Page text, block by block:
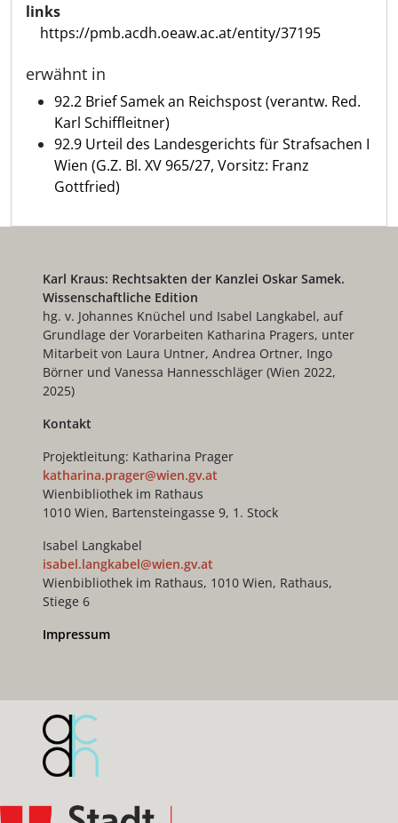
links
https://pmb.acdh.oeaw.ac.at/entity/37195
erwähnt in
92.2 Brief Samek an Reichspost (verantw. Red.
Karl Schiffleitner)
92.9 Urteil des Landesgerichts für Strafsachen I
Wien (G.Z. Bl. XV 965/27, Vorsitz: Franz
Gottfried)
Karl Kraus: Rechtsakten der Kanzlei Oskar Samek.
Wissenschaftliche Edition
hg. v. Johannes Knüchel und Isabel Langkabel, auf
Grundlage der Vorarbeiten Katharina Pragers, unter
Mitarbeit von Laura Untner, Andrea Ortner, Ingo
Börner und Vanessa Hannesschläger (Wien 2022,
2025)
Kontakt
Projektleitung: Katharina Prager
katharina.prager@wien.gv.at
Wienbibliothek im Rathaus
1010 Wien, Bartensteingasse 9, 1. Stock
Isabel Langkabel
isabel.langkabel@wien.gv.at
Wienbibliothek im Rathaus, 1010 Wien, Rathaus,
Stiege 6
Impressum